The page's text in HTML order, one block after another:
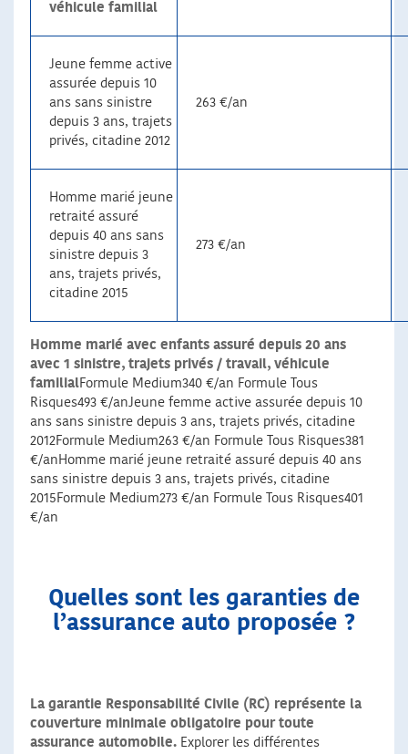
véhicule familial
Jeune femme active
assurée depuis 10
ans sans sinistre
depuis 3 ans, trajets
privés, citadine 2012
263 €/an
Homme marié jeune
retraité assuré
depuis 40 ans sans
sinistre depuis 3
ans, trajets privés,
citadine 2015
273 €/an
Homme marié avec enfants assuré depuis 20 ans
avec 1 sinistre, trajets privés / travail, véhicule
familialFormule Medium340 €/an Formule Tous
Risques493 €/anJeune femme active assurée depuis 10
ans sans sinistre depuis 3 ans, trajets privés, citadine
2012Formule Medium263 €/an Formule Tous Risques381
€/anHomme marié jeune retraité assuré depuis 40 ans
sans sinistre depuis 3 ans, trajets privés, citadine
2015Formule Medium273 €/an Formule Tous Risques401
€/an
Quelles sont les garanties de
l’assurance auto proposée ?
La garantie Responsabilité Civile (RC) représente la
couverture minimale obligatoire pour toute
assurance automobile. Explorer les différentes